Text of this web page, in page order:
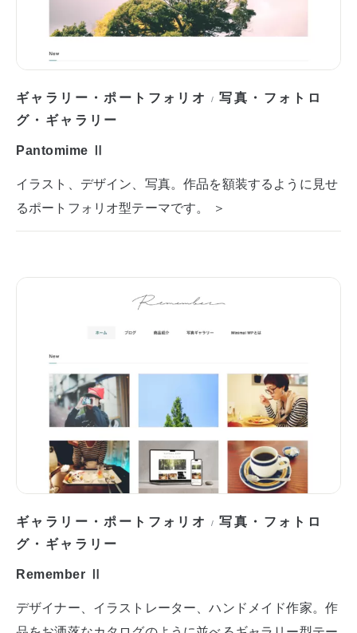
ギャラリー・ポートフォリオ /写真・フォトロ
グ・ギャラリー
Pantomime Ⅱ
イラスト、デザイン、写真。作品を額装するように見せ
るポートフォリオ型テーマです。 ＞
ギャラリー・ポートフォリオ /写真・フォトロ
グ・ギャラリー
Remember Ⅱ
デザイナー、イラストレーター、ハンドメイド作家。作